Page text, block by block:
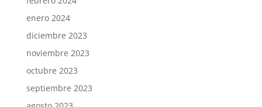
enero 2024
diciembre 2023
noviembre 2023
octubre 2023
septiembre 2023